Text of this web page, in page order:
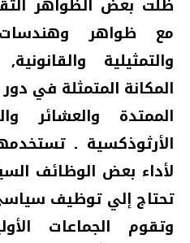
مع ظواهر وهندسات
والتمثيلية
المكانة المتمثلة في
الممتدة والعشائر
الأرثوذكسية ـ
لأداء بعض الوظائف
تحتاج إلي توظيف
وتقوم الجماعات